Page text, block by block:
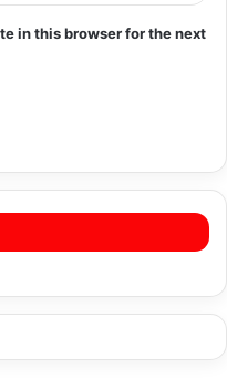
in this browser for the next